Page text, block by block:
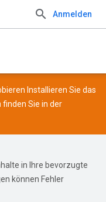
Anmelden
Installieren Sie das
finden Sie in der
in Ihre bevorzugte
können Fehler